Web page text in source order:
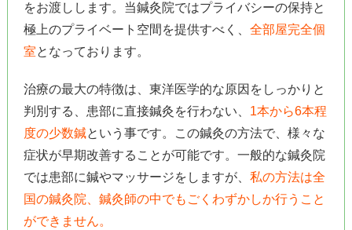
をお渡しします。当鍼灸院ではプライバシーの保持と
極上のプライベート空間を提供すべく、 全部屋完全個
室となっております。
治療の最大の特徴は、東洋医学的な原因をしっかりと
判別する、患部に直接鍼灸を行わない、 1本から6本程
度の少数鍼という事です。この鍼灸の方法で、様々な
症状が早期改善することが可能です。一般的な鍼灸院
では患部に鍼やマッサージをしますが、 私の方法は全
国の鍼灸院、鍼灸師の中でもごくわずかしか行うこと
ができません。